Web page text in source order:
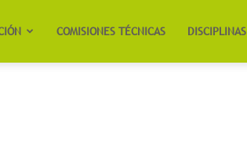
COMISIONES TÉCNICAS DISCIPLINAS